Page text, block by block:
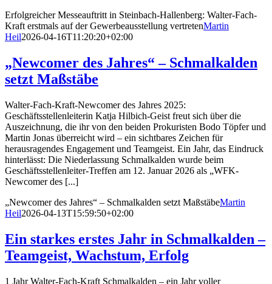
Erfolg­reicher Messe­auf­tritt in Steinbach-Hallenberg: Walter-Fach-
Kraft erstmals auf der Gewer­be­aus­stellung vertretenMartin
Heil2026-04-16T11:20:20+02:00
„Newcomer des Jahres“ – Schmal­kalden
setzt Maßstäbe
Walter-Fach-Kraft-Newcomer des Jahres 2025:
Geschäftsstellenleiterin Katja Hilbich-Geist freut sich über die
Auszeichnung, die ihr von den beiden Prokuristen Bodo Töpfer und
Martin Jonas überreicht wird – ein sichtbares Zeichen für
herausragendes Engagement und Teamgeist. Ein Jahr, das Eindruck
hinterlässt: Die Niederlassung Schmalkalden wurde beim
Geschäftsstellenleiter-Treffen am 12. Januar 2026 als „WFK-
Newcomer des [...]
„Newcomer des Jahres“ – Schmal­kalden setzt MaßstäbeMartin
Heil2026-04-13T15:59:50+02:00
Ein starkes erstes Jahr in Schmal­kalden –
Teamgeist, Wachstum, Erfolg
1 Jahr Walter-Fach-Kraft Schmalkalden – ein Jahr voller